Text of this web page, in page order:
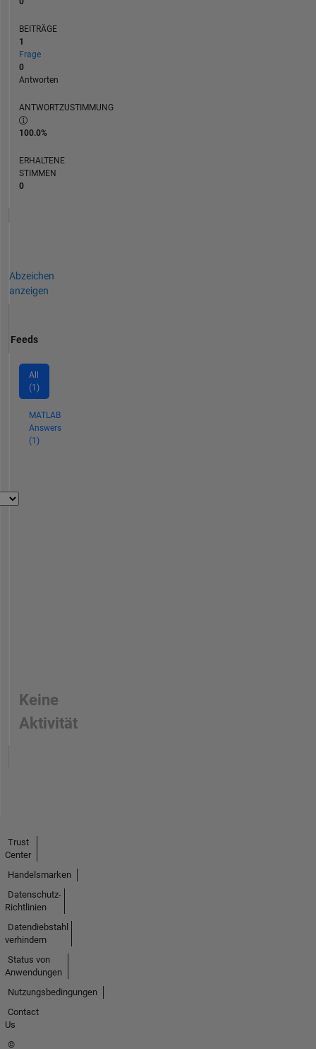
BEITRÄGE
1
Frage
0
Antworten
ANTWORTZUSTIMMUNG
100.0%
ERHALTENE
STIMMEN
0
Abzeichen
anzeigen
Feeds
All
(1)
MATLAB
Answers
(1)
Keine
Aktivität
Trust
Center
Handelsmarken
Datenschutz-
Richtlinien
Datendiebstahl
verhindern
Status von
Anwendungen
Nutzungsbedingungen
Contact
Us
©